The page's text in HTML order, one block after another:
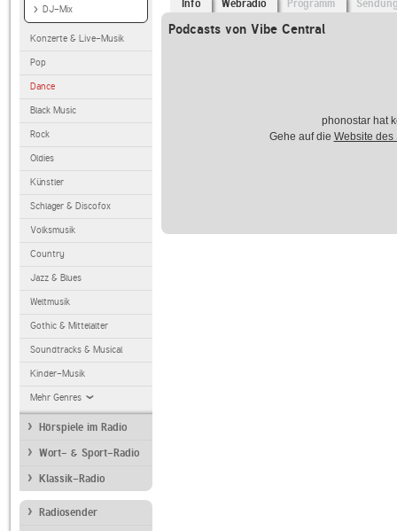
DJ-Mix
Konzerte & Live-Musik
Pop
Dance
Black Music
Rock
Oldies
Künstler
Schlager & Discofox
Volksmusik
Country
Jazz & Blues
Weltmusik
Gothic & Mittelalter
Soundtracks & Musical
Kinder-Musik
Mehr Genres
Hörspiele im Radio
Wort- & Sport-Radio
Klassik-Radio
Radiosender
Info Webradio Programm
Podcasts von Vibe Central
phonostar hat
Gehe auf die Website des